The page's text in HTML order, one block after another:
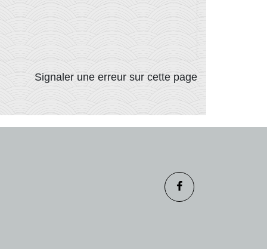
Signaler une erreur sur cette page